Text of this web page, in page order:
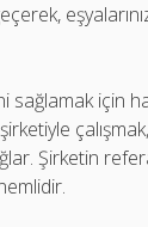
sağlamak için
çalışmak,
Şirketin